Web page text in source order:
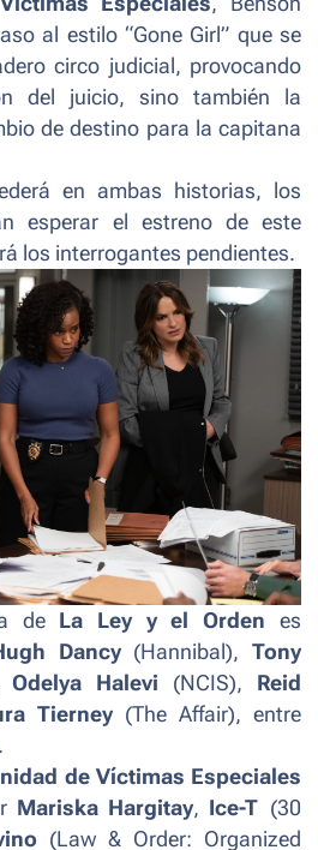
al estilo “Gone Girl” que se
circo judicial, provocando
del juicio, sino también la
de destino para la capitana
en ambas historias, los
esperar el estreno de este
los interrogantes pendientes.
de La Ley y el Orden es
Dancy (Hannibal), Tony
Odelya Halevi (NCIS), Reid
Tierney (The Affair), entre
de Víctimas Especiales
Mariska Hargitay, Ice-T (30
(Law & Order: Organized